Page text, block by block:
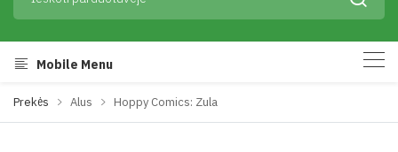
Mobile Menu
Prekės Alus Hoppy Comics: Zula